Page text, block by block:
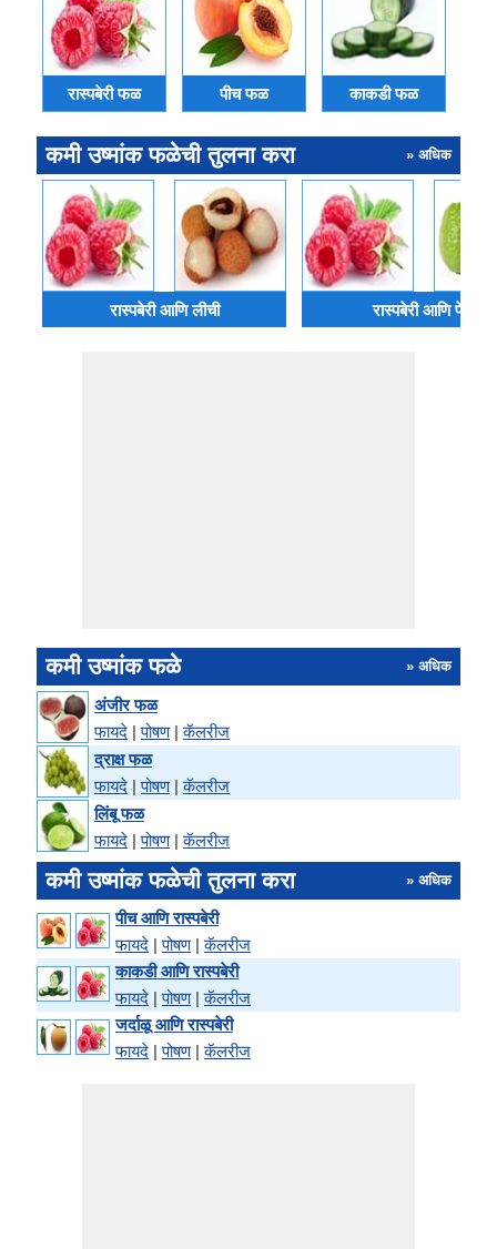
रास्पबेरी फळ पीच फळ काकडी फळ
कमी उष्मांक फळेची तुलना करा » अधिक
रास्पबेरी आणि लीची रास्पबेरी आणि पेरू
कमी उष्मांक फळे » अधिक
अंजीर फळ
फायदे |पोषण|कॅलरीज
द्राक्ष फळ
फायदे |पोषण|कॅलरीज
लिंबू फळ
फायदे |पोषण|कॅलरीज
कमी उष्मांक फळेची तुलना करा » अधिक
पीच आणि रास्पबेरी
फायदे |पोषण|कॅलरीज
काकडी आणि रास्पबेरी
फायदे |पोषण|कॅलरीज
जर्दाळू आणि रास्पबेरी
फायदे |पोषण|कॅलरीज